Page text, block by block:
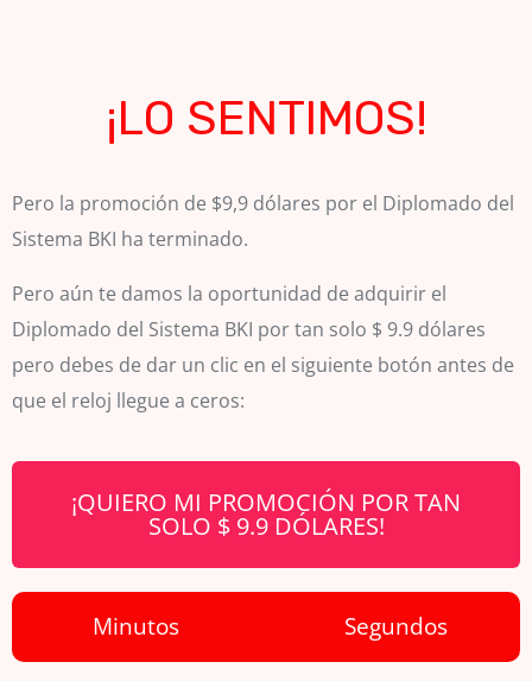
¡LO SENTIMOS!
Pero la promoción de $9,9 dólares por el Diplomado del
Sistema BKI ha terminado.
Pero aún te damos la oportunidad de adquirir el
Diplomado del Sistema BKI por tan solo $ 9.9 dólares
pero debes de dar un clic en el siguiente botón antes de
que el reloj llegue a ceros:
¡QUIERO MI PROMOCIÓN POR TAN
SOLO $ 9.9 DÓLARES!
Minutos Segundos